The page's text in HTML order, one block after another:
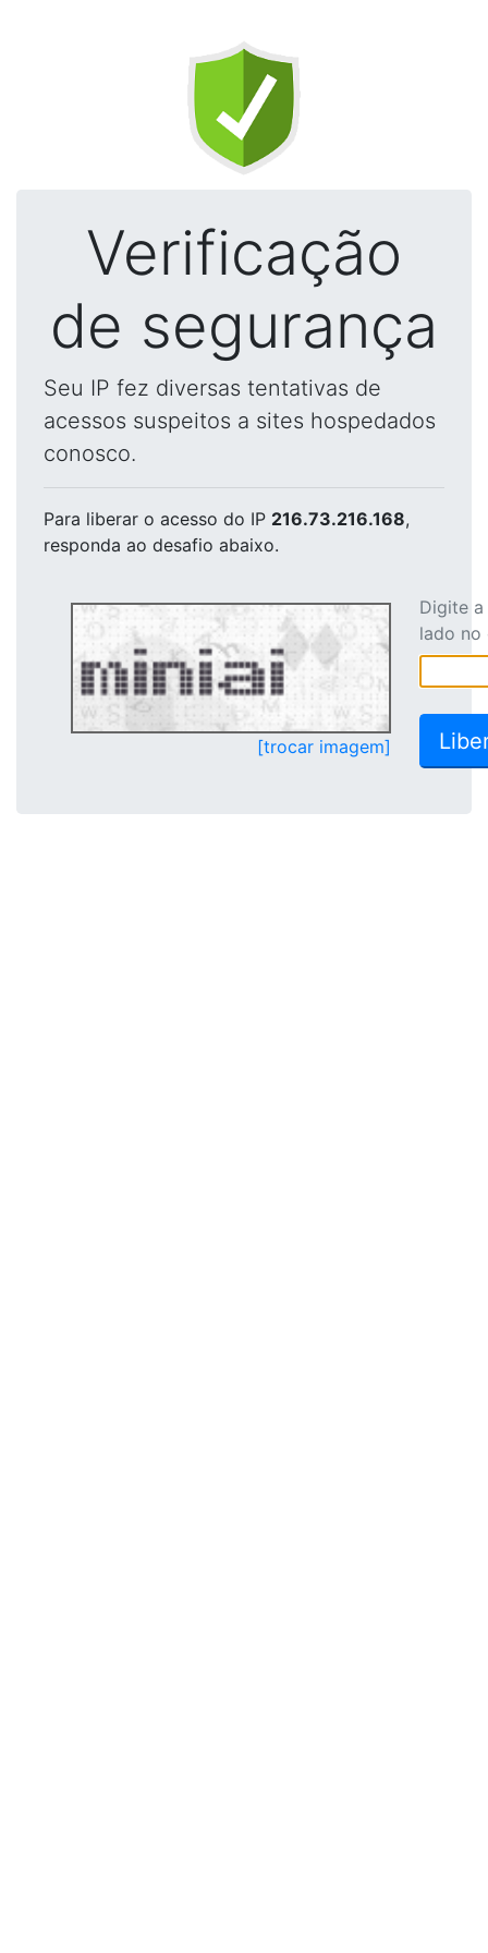
Verificação
de segurança
Seu IP fez diversas tentativas de
acessos suspeitos a sites hospedados
conosco.
Para liberar o acesso do IP 216.73.216.168,
responda ao desafio abaixo.
[trocar imagem]
Digite
lado no